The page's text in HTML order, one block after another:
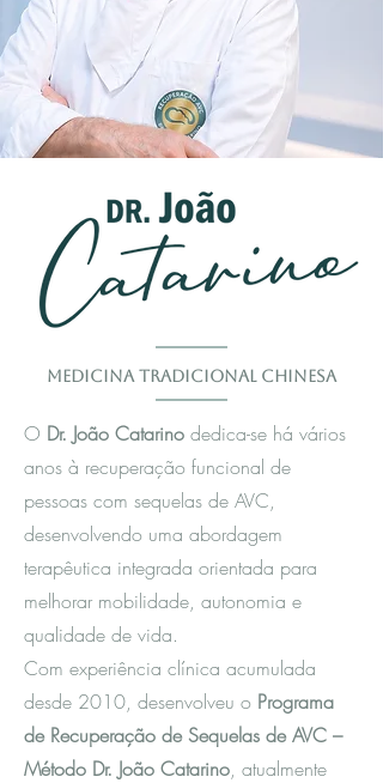
Medicina Tradicional Chinesa
O Dr. João Catarino dedica-se há vários
anos à recuperação funcional de
pessoas com sequelas de AVC,
desenvolvendo uma abordagem
terapêutica integrada orientada para
melhorar mobilidade, autonomia e
qualidade de vida.
Com experiência clínica acumulada
desde 2010, desenvolveu o Programa
de Recuperação de Sequelas de AVC –
Método Dr. João Catarino, atualmente